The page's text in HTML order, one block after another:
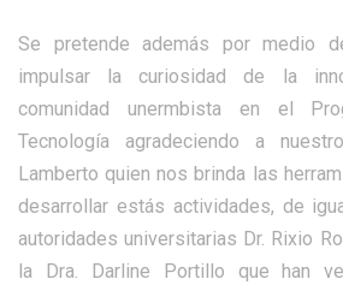
Se pretende además por medio
impulsar la curiosidad de la
comunidad unermbista en el
Tecnología agradeciendo a
Lamberto quien nos brinda las
desarrollar estás actividades, de
autoridades universitarias Dr. Rixio
la Dra. Darline Portillo que han